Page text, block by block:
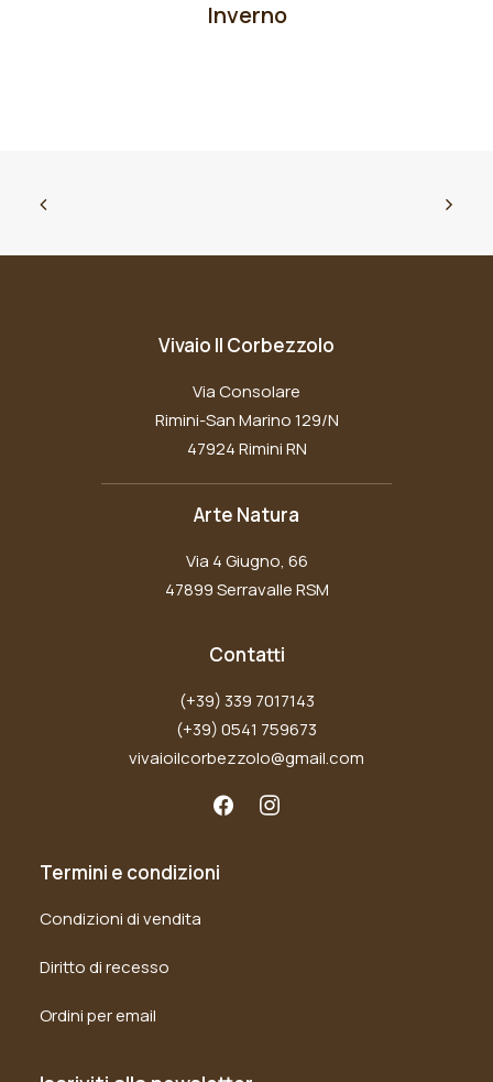
Inverno
Vivaio Il Corbezzolo
Via Consolare
Rimini-San Marino 129/N
47924 Rimini RN
Arte Natura
Via 4 Giugno, 66
47899 Serravalle RSM
Contatti
(+39) 339 7017143
(+39) 0541 759673
vivaioilcorbezzolo@gmail.com
Termini e condizioni
Condizioni di vendita
Diritto di recesso
Ordini per email